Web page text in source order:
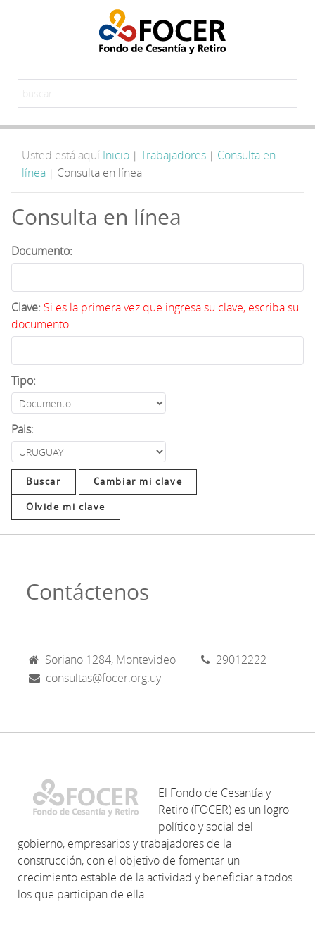
Usted está aquí Inicio | Trabajadores | Consulta en
línea | Consulta en línea
Consulta en línea
Documento:
Clave: Si es la primera vez que ingresa su clave, escriba su
documento.
Tipo:
Pais:
Cambiar mi clave
Olvide mi clave
Contáctenos
Soriano 1284, Montevideo
29012222
consultas@focer.org.uy
El Fondo de Cesantía y
Retiro (FOCER) es un logro
político y social del
gobierno, empresarios y trabajadores de la
construcción, con el objetivo de fomentar un
crecimiento estable de la actividad y beneficiar a todos
los que participan de ella.